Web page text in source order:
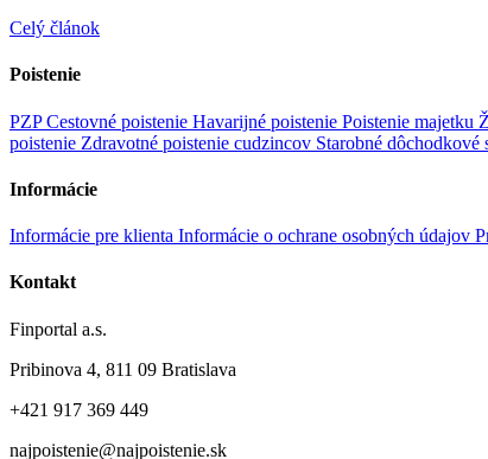
Celý článok
Poistenie
PZPCestovné poistenie Havarijné poistenie Poistenie majetku
poistenie Zdravotné poistenie cudzincov Starobné dôchodkové
Informácie
Informácie pre klienta Informácie o ochrane osobných údajov
Kontakt
Finportal a.s.
Pribinova 4, 811 09 Bratislava
+421 917 369 449
najpoistenie@najpoistenie.sk